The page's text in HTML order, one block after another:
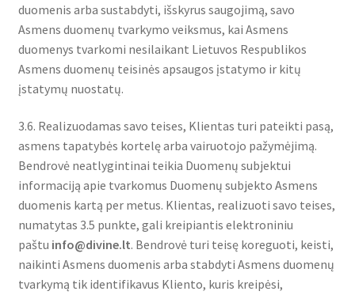
duomenis arba sustabdyti, išskyrus saugojimą, savo
Asmens duomenų tvarkymo veiksmus, kai Asmens
duomenys tvarkomi nesilaikant Lietuvos Respublikos
Asmens duomenų teisinės apsaugos įstatymo ir kitų
įstatymų nuostatų.
3.6. Realizuodamas savo teises, Klientas turi pateikti pasą,
asmens tapatybės kortelę arba vairuotojo pažymėjimą.
Bendrovė neatlygintinai teikia Duomenų subjektui
informaciją apie tvarkomus Duomenų subjekto Asmens
duomenis kartą per metus. Klientas, realizuoti savo teises,
numatytas 3.5 punkte, gali kreipiantis elektroniniu
paštu info@divine.lt. Bendrovė turi teisę koreguoti, keisti,
naikinti Asmens duomenis arba stabdyti Asmens duomenų
tvarkymą tik identifikavus Kliento, kuris kreipėsi,